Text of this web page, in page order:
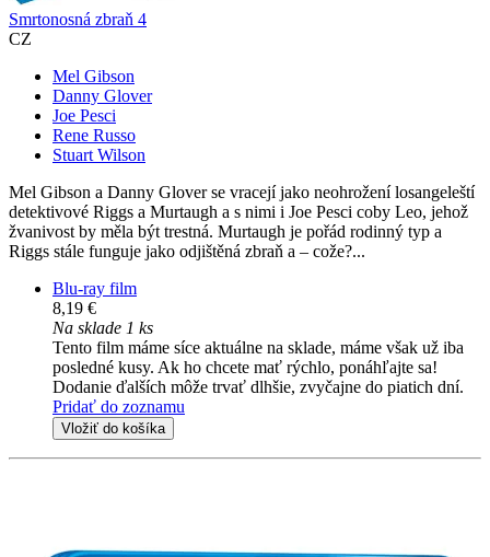
Smrtonosná zbraň 4
CZ
Mel Gibson
Danny Glover
Joe Pesci
Rene Russo
Stuart Wilson
Mel Gibson a Danny Glover se vracejí jako neohrožení losangeleští
detektivové Riggs a Murtaugh a s nimi i Joe Pesci coby Leo, jehož
žvanivost by měla být trestná. Murtaugh je pořád rodinný typ a
Riggs stále funguje jako odjištěná zbraň a – cože?...
Blu-ray film
8,19 €
Na sklade 1 ks
Tento film máme síce aktuálne na sklade, máme však už iba
posledné kusy. Ak ho chcete mať rýchlo, ponáhľajte sa!
Dodanie ďalších môže trvať dlhšie, zvyčajne do piatich dní.
Pridať do zoznamu
Vložiť do košíka